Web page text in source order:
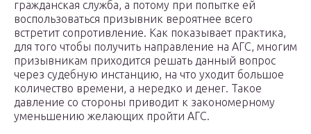
гражданская служба, а потому при попытке ей
воспользоваться призывник вероятнее всего
встретит сопротивление. Как показывает практика,
для того чтобы получить направление на АГС, многим
призывникам приходится решать данный вопрос
через судебную инстанцию, на что уходит большое
количество времени, а нередко и денег. Такое
давление со стороны приводит к закономерному
уменьшению желающих пройти АГС.